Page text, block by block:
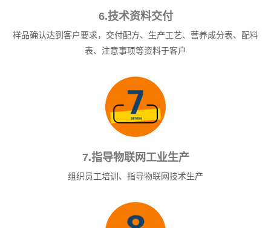
6.技术资料交付
样品确认达到客户要求，交付配方、生产工艺、营养成分表、配料
表、注意事项等资料于客户
7.指导物联网工业生产
组织员工培训、指导物联网技术生产